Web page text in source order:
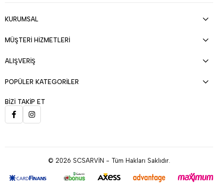
KURUMSAL
MÜŞTERİ HİZMETLERİ
ALIŞVERİŞ
POPÜLER KATEGORİLER
BİZİ TAKİP ET
© 2026 SCSARVİN - Tüm Hakları Saklıdır.